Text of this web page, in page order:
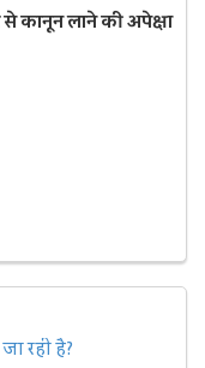
कानून लाने की अपेक्षा
रही है?